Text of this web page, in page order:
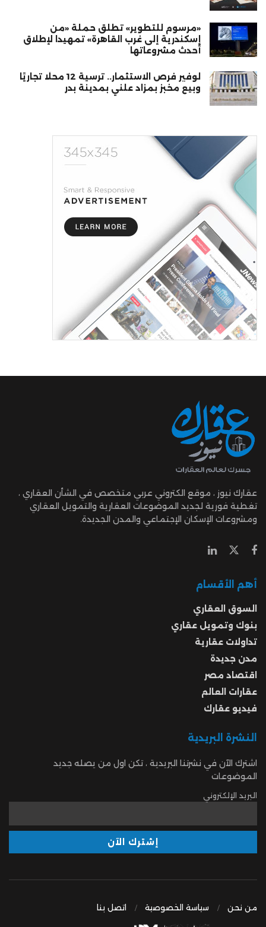
«مرسوم للتطوير» تطلق حملة «من
إسكندرية إلى غرب القاهرة» تمهيدا لإطلاق
أحدث مشروعاتها
لوفير فرص الاستثمار.. ترسية 12 محلًا تجاريًا
وبيع مخبز بمزاد علني بمدينة بدر
عقارك نيوز ، موقع الكتروني عربي متخصص في الشأن العقاري ،
تغطية فورية لجديد الموضوعات العقارية والتمويل العقاري
ومشروعات الإسكان الإجتماعي والمدن الجديدة.
أهم الأقسام
السوق العقاري
بنوك وتمويل عقاري
تداولات عقارية
مدن جديدة
اقتصاد مصر
عقارات العالم
فيديو عقارك
النشرة البريدية
اشترك الآن في نشرتنا البريدية ، تكن اول من يصله جديد
الموضوعات
البريد الإلكتروني
من نحن سياسة الخصوصية اتصل بنا